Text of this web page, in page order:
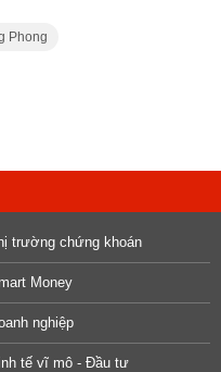
Phong
trường chứng khoán
Money
nghiệp
tế vĩ mô - Đầu tư